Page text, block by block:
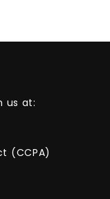
us at:
(CCPA)